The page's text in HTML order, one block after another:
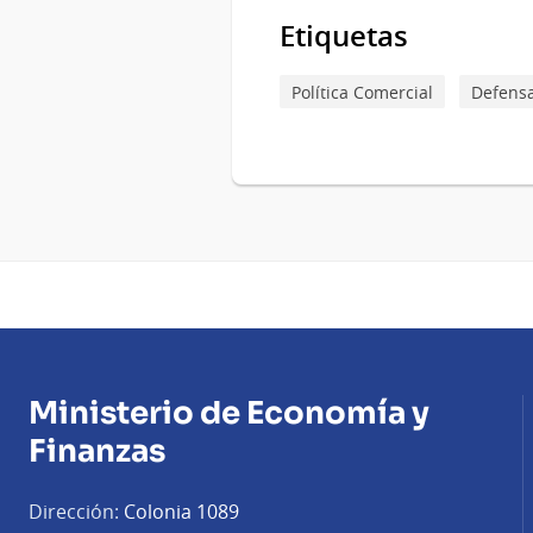
Etiquetas
Política Comercial
Ministerio de Economía y
Finanzas
Dirección: Colonia 1089